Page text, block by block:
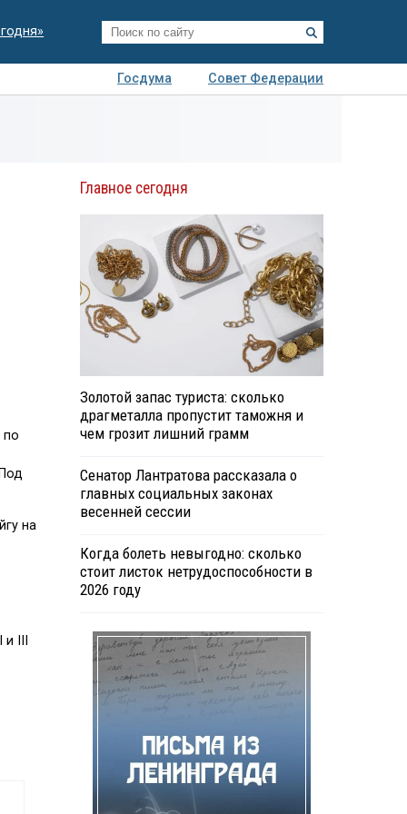
Госдума
Совет Федерации
по
на
III
Главное сегодня
Золотой запас туриста: сколько
драгметалла пропустит таможня и
чем грозит лишний грамм
Сенатор Лантратова рассказала о
главных социальных законах
весенней сессии
Когда болеть невыгодно: сколько
стоит листок нетрудоспособности в
2026 году